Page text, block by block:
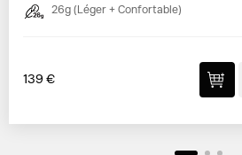
26g (Léger + Confortable)
139 €